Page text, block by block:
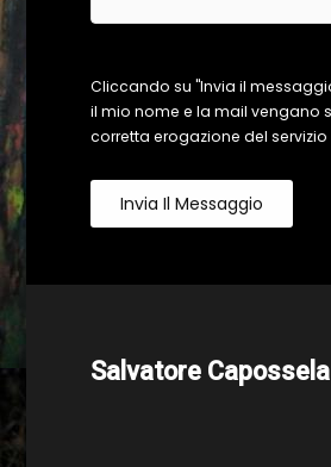
Cliccando su "Invia il
il mio nome e la mail vengano
corretta erogazione del servizio
Invia Il Messaggio
Salvatore Capossela